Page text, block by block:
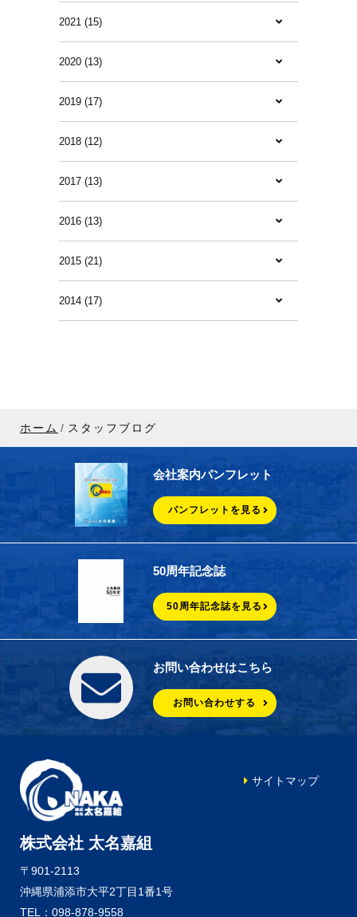
2021 (15)
2020 (13)
2019 (17)
2018 (12)
2017 (13)
2016 (13)
2015 (21)
2014 (17)
ホーム スタッフブログ
会社案内パンフレット
パンフレットを見る
50周年記念誌
50周年記念誌を見る
お問い合わせはこちら
お問い合わせする
株式会社 太名嘉組
〒901-2113
沖縄県浦添市大平2丁目1番1号
TEL：098-878-9558
サイトマップ